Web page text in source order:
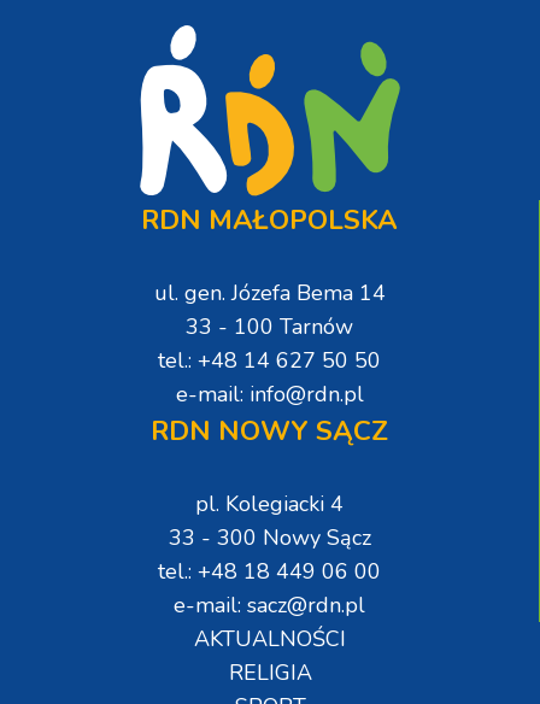
RDN MAŁOPOLSKA
ul. gen. Józefa Bema 14
33 - 100 Tarnów
tel.: +48 14 627 50 50
e-mail: info@rdn.pl
RDN NOWY SĄCZ
pl. Kolegiacki 4
33 - 300 Nowy Sącz
tel.: +48 18 449 06 00
e-mail: sacz@rdn.pl
AKTUALNOŚCI
RELIGIA